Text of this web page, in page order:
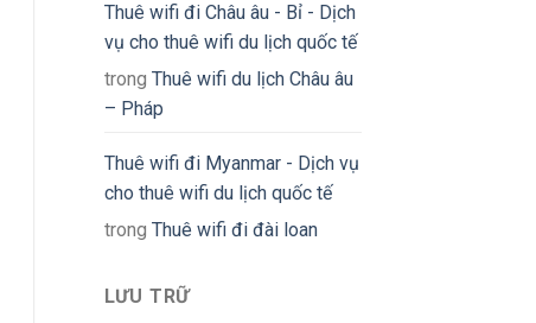
Thuê wifi đi Châu âu - Bỉ - Dịch
vụ cho thuê wifi du lịch quốc tế
trong Thuê wifi du lịch Châu âu
– Pháp
Thuê wifi đi Myanmar - Dịch vụ
cho thuê wifi du lịch quốc tế
trong Thuê wifi đi đài loan
LƯU TRỮ